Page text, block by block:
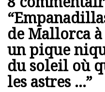
“
de Mallorca
un pique
du soleil où
les astres …”